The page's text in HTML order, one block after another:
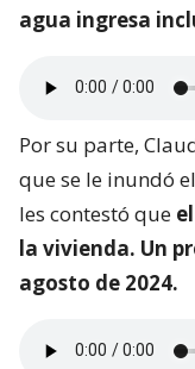
agua ingresa
Por su parte,
que se le inundó
les contestó que
la vivienda. Un
agosto de 2024.